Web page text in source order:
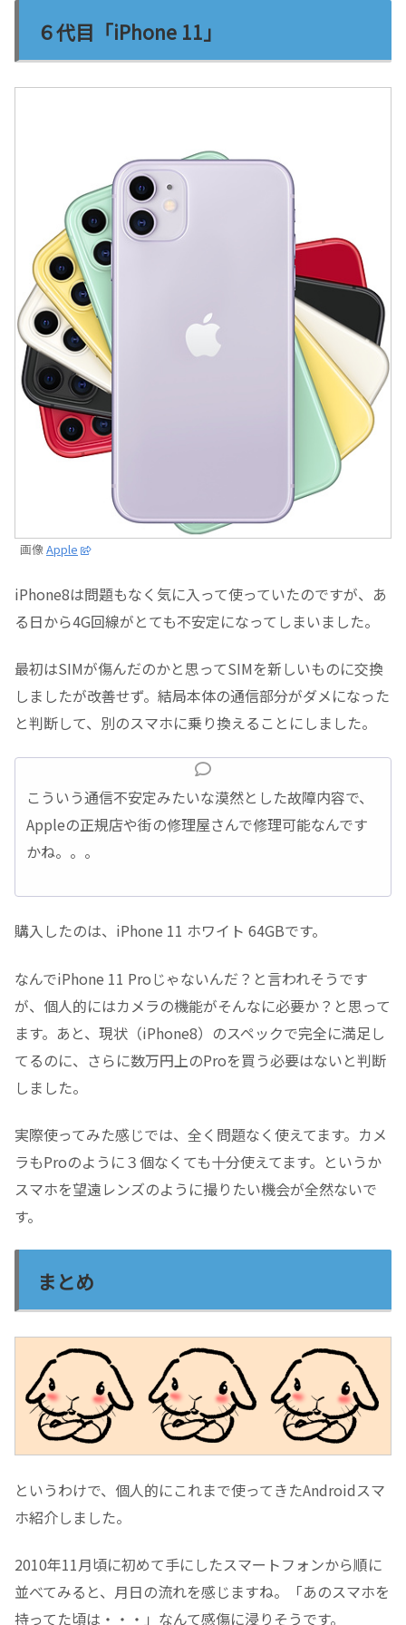
６代目「iPhone 11」
画像Apple
iPhone8は問題もなく気に入って使っていたのですが、あ
る日から4G回線がとても不安定になってしまいました。
最初はSIMが傷んだのかと思ってSIMを新しいものに交換
しましたが改善せず。結局本体の通信部分がダメになった
と判断して、別のスマホに乗り換えることにしました。
こういう通信不安定みたいな漠然とした故障内容で、
Appleの正規店や街の修理屋さんで修理可能なんです
かね。。。
購入したのは、iPhone 11 ホワイト 64GBです。
なんでiPhone 11 Proじゃないんだ？と言われそうです
が、個人的にはカメラの機能がそんなに必要か？と思って
ます。あと、現状（iPhone8）のスペックで完全に満足し
てるのに、さらに数万円上のProを買う必要はないと判断
しました。
実際使ってみた感じでは、全く問題なく使えてます。カメ
ラもProのように３個なくても十分使えてます。というか
スマホを望遠レンズのように撮りたい機会が全然ないで
す。
まとめ
というわけで、個人的にこれまで使ってきたAndroidスマ
ホ紹介しました。
2010年11月頃に初めて手にしたスマートフォンから順に
並べてみると、月日の流れを感じますね。「あのスマホを
持ってた頃は・・・」なんて感傷に浸りそうです。